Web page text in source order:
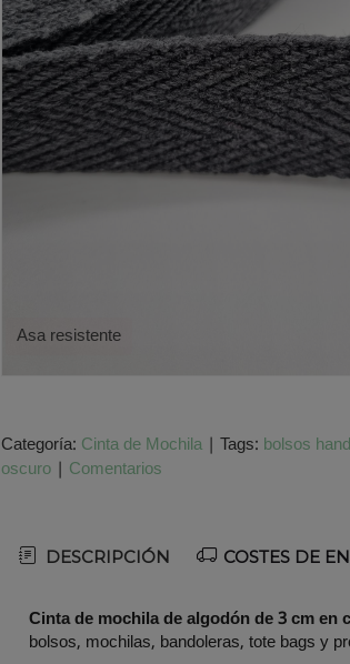
Asa resistente
Categoría: Cinta de Mochila| Tags: bolsos
oscuro | Comentarios
DESCRIPCIÓN COSTES DE
Cinta de mochila de algodón de 3 cm
bolsos, mochilas, bandoleras, tote bags y